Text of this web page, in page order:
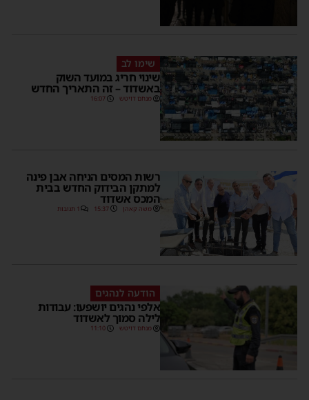
שימו לב
שינוי חריג במועד השוק
באשדוד – זה התאריך החדש
מנחם דויטש 16:07
רשות המסים הניחה אבן פינה
למתקן הבידוק החדש בבית
המכס אשדוד
משה קאהן 15:37 1 תגובות
הודעה לנהגים
אלפי נהגים יושפעו: עבודות
לילה סמוך לאשדוד
מנחם דויטש 11:10